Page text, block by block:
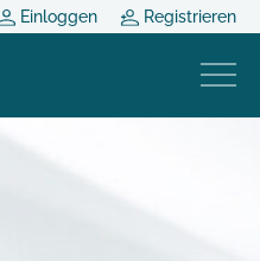
Einloggen Registrieren